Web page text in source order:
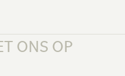
ONS OP